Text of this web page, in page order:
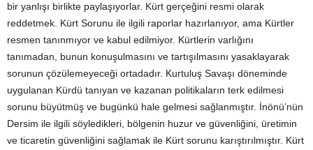
bir yanlışı birlikte paylaşıyorlar. Kürt gerçeğini resmi olarak
reddetmek. Kürt Sorunu ile ilgili raporlar hazırlanıyor, ama Kürtler
resmen tanınmıyor ve kabul edilmiyor. Kürtlerin varlığını
tanımadan, bunun konuşulmasını ve tartışılmasını yasaklayarak
sorunun çözülemeyeceği ortadadır. Kurtuluş Savaşı döneminde
uygulanan Kürdü tanıyan ve kazanan politikaların terk edilmesi
sorunu büyütmüş ve bugünkü hale gelmesi sağlanmıştır. İnönü’nün
Dersim ile ilgili söyledikleri, bölgenin huzur ve güvenliğini, üretimin
ve ticaretin güvenliğini sağlamak ile Kürt sorunu karıştırılmıştır. Kürt